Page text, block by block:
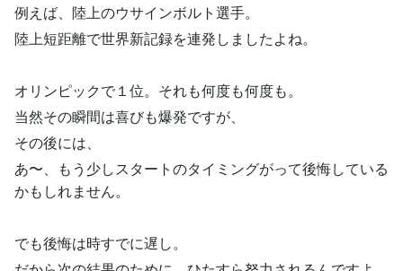
例えば、陸上のウサインボルト選手。
陸上短距離で世界新記録を連発しましたよね。
オリンピックで１位。それも何度も何度も。
当然その瞬間は喜びも爆発ですが、
その後には、
あ〜、もう少しスタートのタイミングがって後悔している
かもしれません。
でも後悔は時すでに遅し。